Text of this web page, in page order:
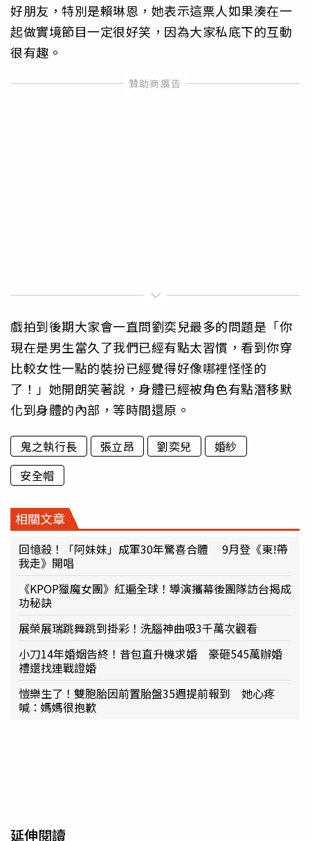
好朋友，特別是賴琳恩，她表示這票人如果湊在一
起做實境節目一定很好笑，因為大家私底下的互動
很有趣。
戲拍到後期大家會一直問劉奕兒最多的問題是「你
現在是男生當久了我們已經有點太習慣，看到你穿
比較女性一點的裝扮已經覺得好像哪裡怪怪的
了！」她開朗笑著說，身體已經被角色有點潛移默
化到身體的內部，等時間還原。
鬼之執行長 張立昂 劉奕兒
婚紗
安全帽
相關文章
回憶殺！「阿妹妹」成軍30年驚喜合體 9月登《東!帶
我走》開唱
《KPOP獵魔女團》紅遍全球！導演攜幕後團隊訪台揭成
功秘訣
展榮展瑞跳舞跳到掛彩！洗腦神曲吸3千萬次觀看
小刀14年婚姻告終！昔包直升機求婚 豪砸545萬辦婚
禮還找連戰證婚
愷樂生了！雙胞胎因前置胎盤35週提前報到 她心疼
喊：媽媽很抱歉
延伸閱讀